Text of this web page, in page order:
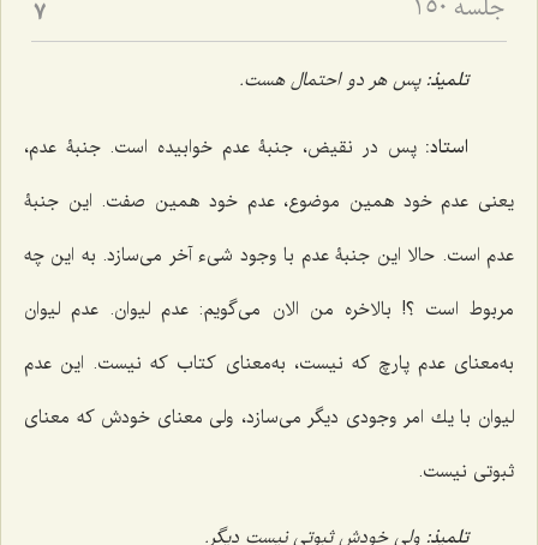
جلسه ۱۵۰ 7
تلمیذ:پس هر دو احتمال هست.
استاد: پس در نقیض، جنبۀ عدم خوابیده است. جنبۀ عدم،
یعنى عدم خود همین موضوع، عدم خود همین صفت. این جنبۀ
عدم است. حالا این جنبۀ عدم با وجود شىء آخر مى‌سازد. به این چه
مربوط است ؟! بالاخره من الان مى‌گویم: عدم لیوان. عدم لیوان
به‌معناى عدم پارچ که نیست، به‌معناى كتاب كه نیست. این عدم
لیوان با یك امر وجودى دیگر می‌سازد، ولى معنای خودش كه معناى
ثبوتى نیست.
تلمیذ: ولى خودش ثبوتی نیست دیگر.